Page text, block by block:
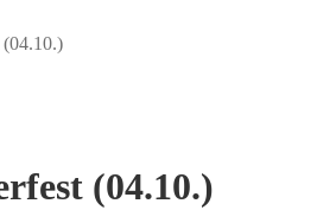
(04.10.)